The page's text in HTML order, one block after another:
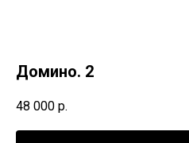
Домино. 2
48 000 р.